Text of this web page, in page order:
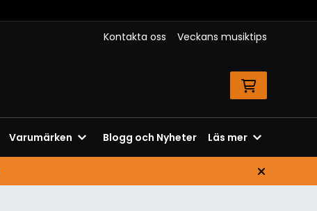
Kontakta oss Veckans musiktips
Varumärken Blogg och Nyheter Läs mer